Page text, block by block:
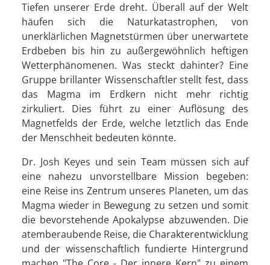
Tiefen unserer Erde dreht. Überall auf der Welt
häufen sich die Naturkatastrophen, von
unerklärlichen Magnetstürmen über unerwartete
Erdbeben bis hin zu außergewöhnlich heftigen
Wetterphänomenen. Was steckt dahinter? Eine
Gruppe brillanter Wissenschaftler stellt fest, dass
das Magma im Erdkern nicht mehr richtig
zirkuliert. Dies führt zu einer Auflösung des
Magnetfelds der Erde, welche letztlich das Ende
der Menschheit bedeuten könnte.
Dr. Josh Keyes und sein Team müssen sich auf
eine nahezu unvorstellbare Mission begeben:
eine Reise ins Zentrum unseres Planeten, um das
Magma wieder in Bewegung zu setzen und somit
die bevorstehende Apokalypse abzuwenden. Die
atemberaubende Reise, die Charakterentwicklung
und der wissenschaftlich fundierte Hintergrund